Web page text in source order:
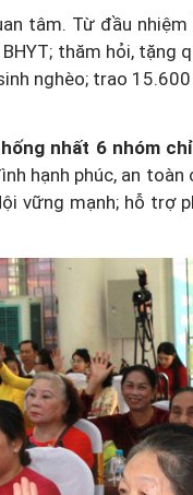
tâm. Từ đầu
thăm hỏi, tặng
nghèo; trao
nhất 6 nhóm
hạnh phúc, an
vững mạnh; hỗ trợ